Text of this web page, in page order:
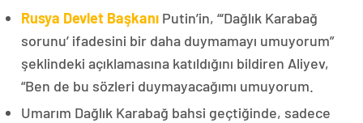
Rusya Devlet Başkanı Putin’in, “‘Dağlık Karabağ
sorunu’ ifadesini bir daha duymamayı umuyorum”
şeklindeki açıklamasına katıldığını bildiren Aliyev,
“Ben de bu sözleri duymayacağımı umuyorum.
Umarım Dağlık Karabağ bahsi geçtiğinde, sadece